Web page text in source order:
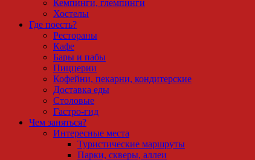
Кемпинги, глемпинги
Хостелы
Где поесть?
Рестораны
Кафе
Бары и пабы
Пиццерии
Кофейни, пекарни, кондитерские
Доставка еды
Столовые
Гастро-гид
Чем заняться?
Интересные места
Туристические маршруты
Парки, скверы, аллеи